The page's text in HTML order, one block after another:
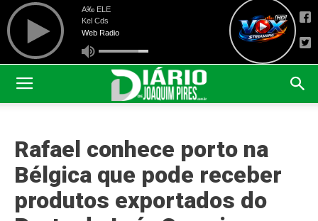
Rafael conhece porto na
Bélgica que pode receber
produtos exportados do